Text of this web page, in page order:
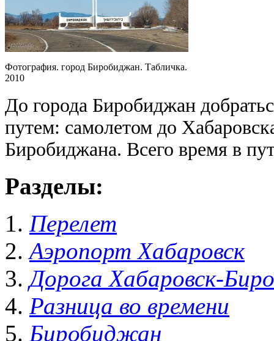
Фотография. город Биробиджан. Табличка.
2010
До города Биробиджан
путем: самолетом до
Биробиджана. Всего время в
Разделы:
Перелет
Аэропорт Хабаровск
Дорога Хабаровск-
Разница во времени
Биробиджан